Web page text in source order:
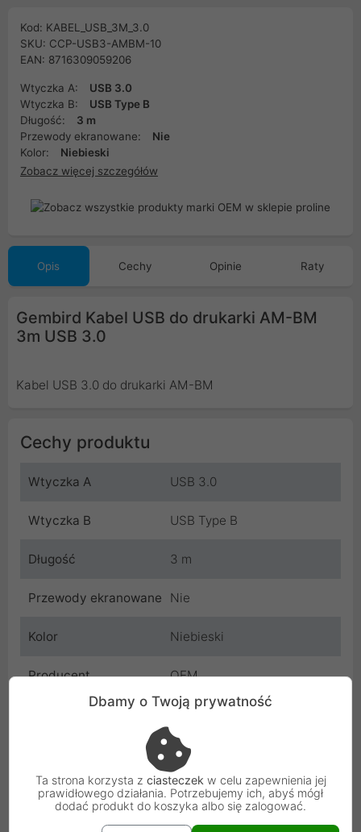
Kod: KABEL_USB_3M_3.0
SKU: CCP-USB3-AMBM-10
EAN: 8716309059206
Wtyczka A:
USB 3.0
Wtyczka B:
USB Type B
Długość:
3 m
Przewody ekranowane:
Nie
Kolor:
Niebieski
Zobacz więcej szczegółów
Opis Cechy Opinie Raty
Gembird Kabel USB do drukarki AM-BM
3m USB 3.0
Kabel USB 3.0 do drukarki AM-BM
Cechy produktu
Wtyczka A USB 3.0
Wtyczka B USB Type B
Długość 3 m
Przewody ekranowane Nie
Kolor Niebieski
Producent OEM
KABEL_USB_3M_3.0
CCP-USB3-AMBM-10
EAN 8716309059206
Osoba odpowiedzialna i bezpieczeństwo
Dbamy o Twoją prywatność
Ta strona korzysta z ciasteczek w celu zapewnienia jej
prawidłowego działania. Potrzebujemy ich, abyś mógł
dodać produkt do koszyka albo się zalogować.